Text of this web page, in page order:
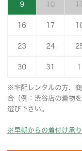
9 10
16 17
23 24
30 31
※宅配レンタルの方、
合（例：渋谷店の着物
選び下さい。
※早朝からの着付け承り